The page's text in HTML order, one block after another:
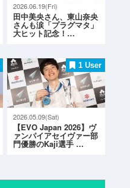
2026.06.19(Fri)
田中美央さん、東山奈央
さんも涙「プラグマタ」
大ヒット記念！…
1 User
2026.05.09(Sat)
【EVO Japan 2026】ヴ
ァンパイアセイヴァー部
門優勝のKaji選手 …